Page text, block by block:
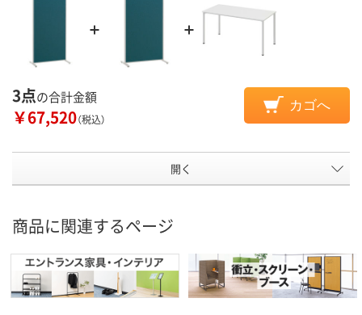
3点の合計金額
￥67,520（税込）
カゴへ
開く
商品に関連するページ